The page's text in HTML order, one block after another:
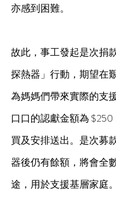
亦感到困難。
故此，事工發起是次捐
探熱器」行動，期望在
為媽媽們帶來實際的支
口口的認獻金額為
買及安排送出。是次募
器後仍有餘額，將會全
途，用於支援基層家庭。